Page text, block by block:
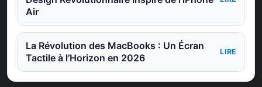
Air
La Révolution des MacBooks : Un Écran
Tactile à l’Horizon en 2026
LIRE